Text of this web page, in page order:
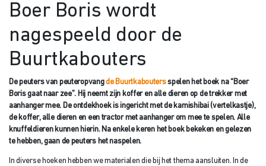
Boer Boris wordt
nagespeeld door de
Buurtkabouters
De peuters van peuteropvangde Buurtkaboutersspelen het boek na “Boer
Boris gaat naar zee”. Hij neemt zijn koffer en alle dieren op de trekker met
aanhanger mee. De ontdekhoek is ingericht met de kamishibai (vertelkastje),
de koffer, alle dieren en een tractor met aanhanger om mee te spelen. Alle
knuffeldieren kunnen hierin. Na enkele keren het boek bekeken en gelezen
te hebben, gaan de peuters het naspelen.
In diverse hoeken hebben we materialen die bij het thema aansluiten. In de